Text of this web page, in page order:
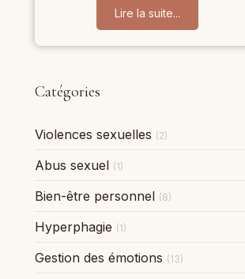
Lire la suite...
Catégories
Violences sexuelles (2)
Abus sexuel (1)
Bien-être personnel (8)
Hyperphagie (1)
Gestion des émotions (13)